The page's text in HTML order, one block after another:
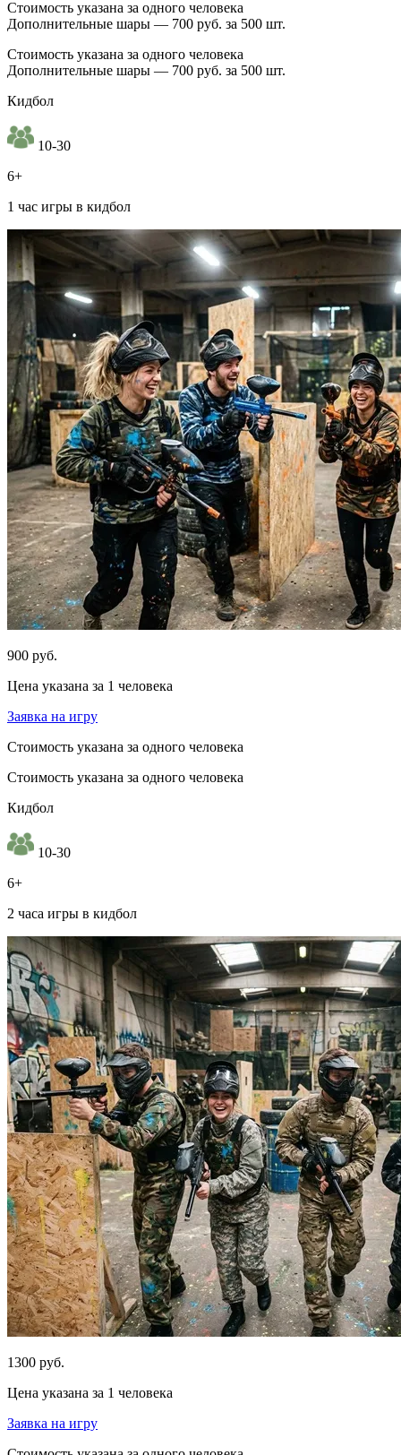
Стоимость указана за одного человека
Дополнительные шары — 700 руб. за 500 шт.
Стоимость указана за одного человека
Дополнительные шары — 700 руб. за 500 шт.
Кидбол
10-30
6+
1 час игры в кидбол
900 руб.
Цена указана за 1 человека
Заявка на игру
Стоимость указана за одного человека
Стоимость указана за одного человека
Кидбол
10-30
6+
2 часа игры в кидбол
1300 руб.
Цена указана за 1 человека
Заявка на игру